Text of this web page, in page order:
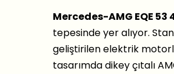
Mercedes-AMG EQE 53
tepesinde yer alıyor.
geliştirilen elektrik
tasarımda dikey çıtalı